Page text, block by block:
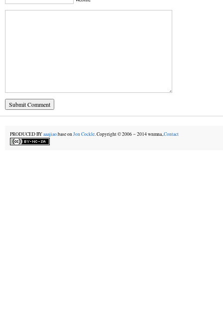
PRODUCED BYaaajiao.base onJon Cockle. Copyright © 2006－2014 wnmna,.Contact